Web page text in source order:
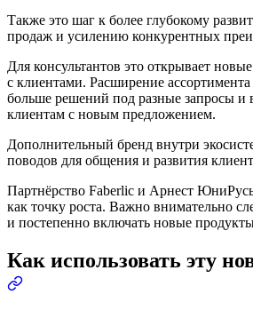
Также это шаг к более глубокому
продаж и усилению конкурентных
Для консультантов это открывает
с клиентами. Расширение ассортимента
больше решений под разные запросы и
клиентам с новым предложением.
Дополнительный бренд внутри
поводов для общения и развития
Партнёрство Faberlic и Арнест
как точку роста. Важно внимательно
и постепенно включать новые
Как использовать эту